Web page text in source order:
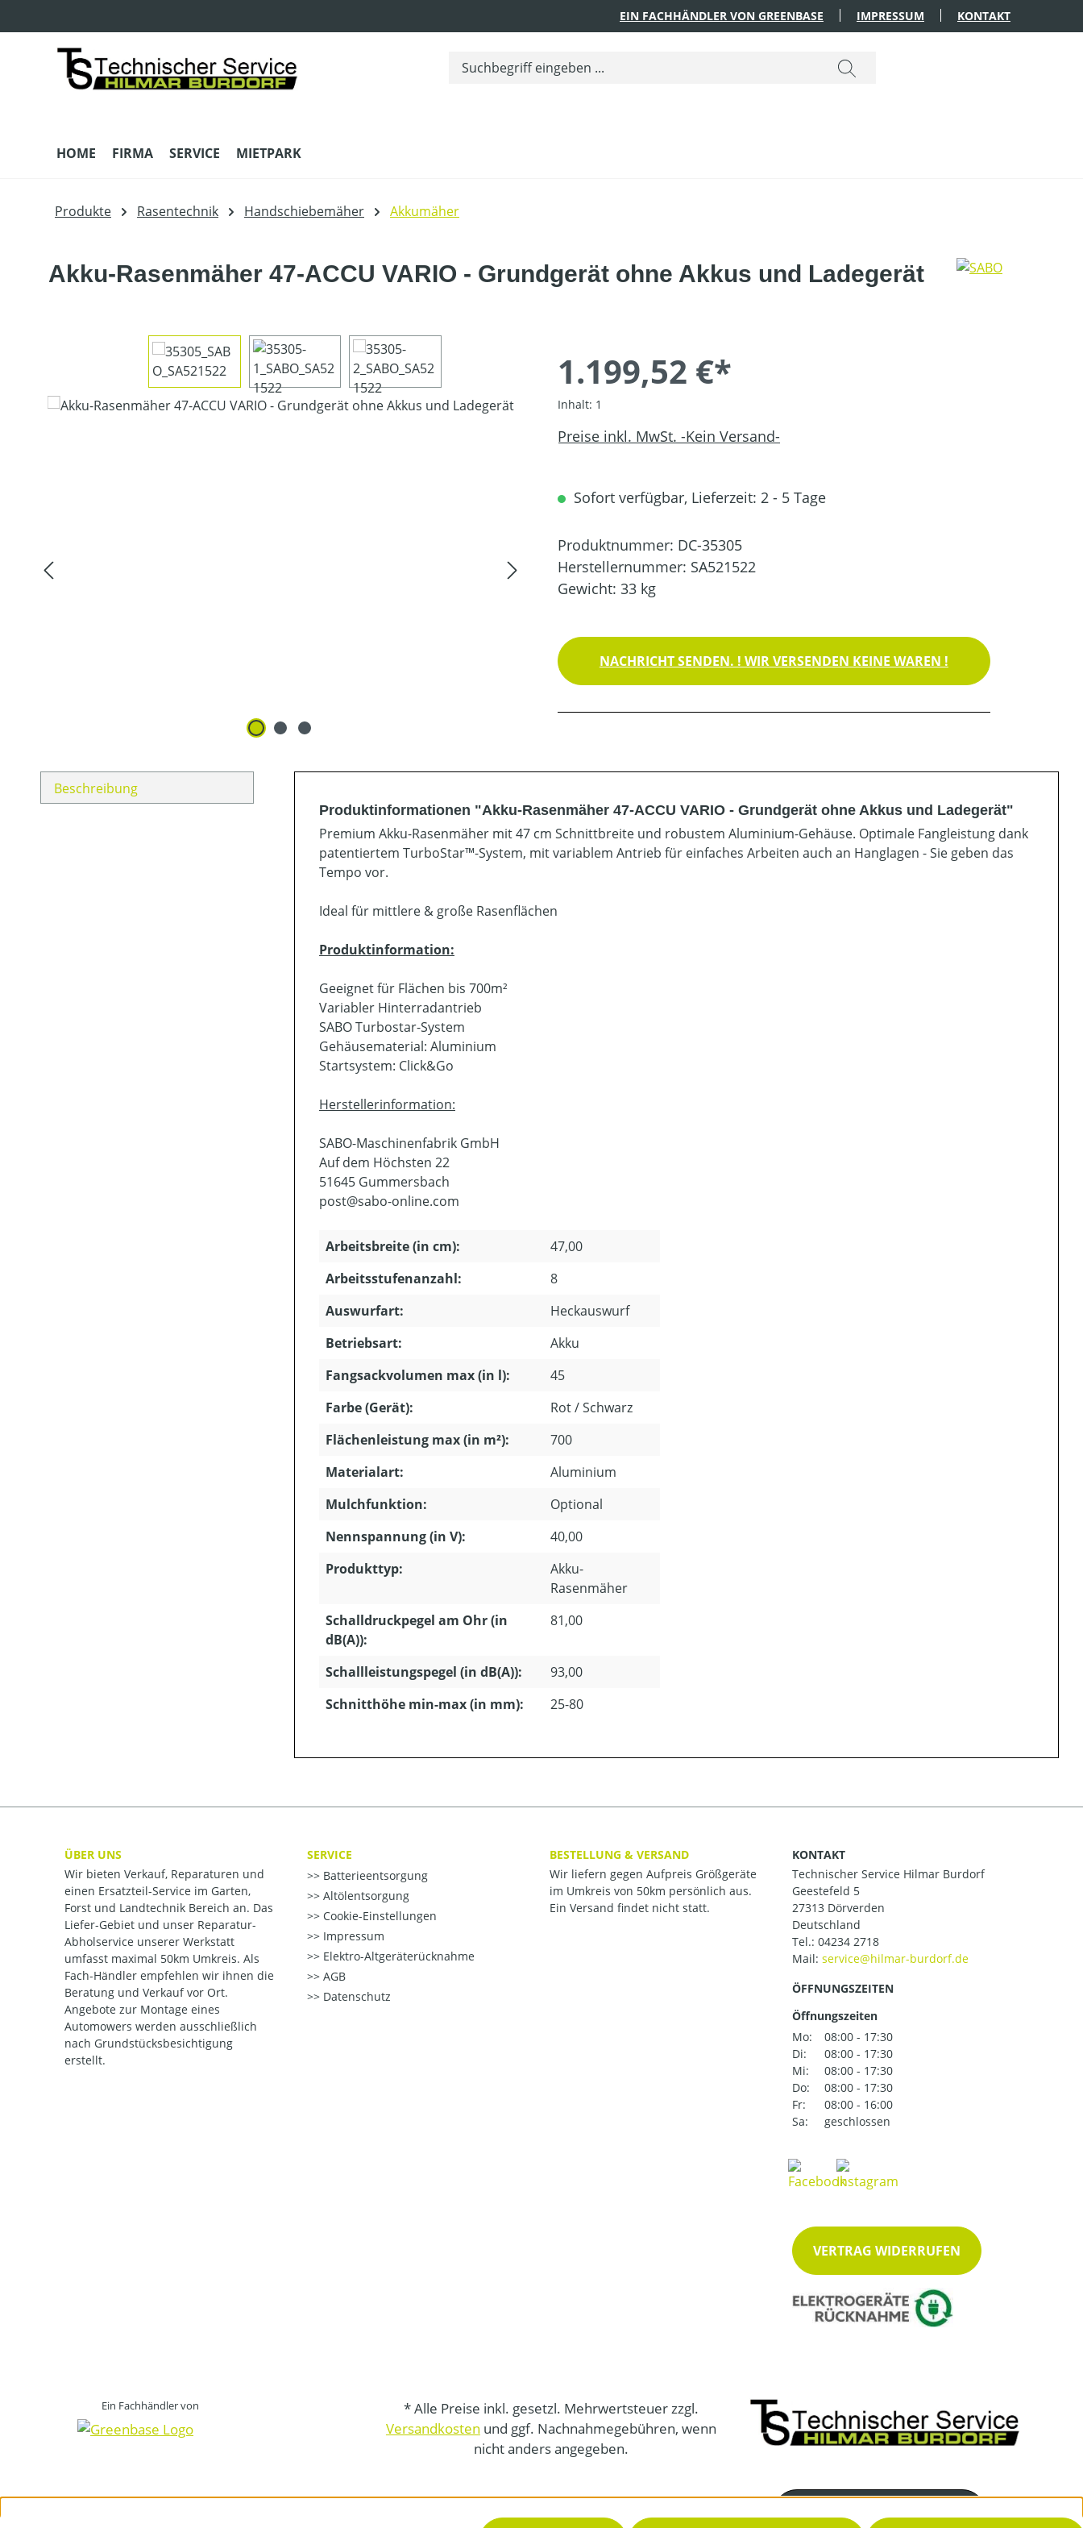
EIN FACHHÄNDLER VON GREENBASE IMPRESSUM KONTAKT
HOME FIRMA SERVICE MIETPARK
Produkte Rasentechnik Handschiebemäher Akkumäher
Akku-Rasenmäher 47-ACCU VARIO - Grundgerät ohne Akkus und Ladegerät
Bildergalerie überspringen
1.199,52 €*
Inhalt: 1
Preise inkl. MwSt. -Kein Versand-
Sofort verfügbar, Lieferzeit: 2 - 5 Tage
Produktnummer: DC-35305
Herstellernummer: SA521522
Gewicht: 33 kg
NACHRICHT SENDEN. ! WIR VERSENDEN KEINE WAREN !
Beschreibung
Produktinformationen "Akku-Rasenmäher 47-ACCU VARIO - Grundgerät ohne Akkus und Ladegerät"
Premium Akku-Rasenmäher mit 47 cm Schnittbreite und robustem Aluminium-Gehäuse. Optimale Fangleistung dank
patentiertem TurboStar™-System, mit variablem Antrieb für einfaches Arbeiten auch an Hanglagen - Sie geben das
Tempo vor.
Ideal für mittlere & große Rasenflächen
Produktinformation:
Geeignet für Flächen bis 700m²
Variabler Hinterradantrieb
SABO Turbostar-System
Gehäusematerial: Aluminium
Startsystem: Click&Go
Herstellerinformation:
SABO-Maschinenfabrik GmbH
Auf dem Höchsten 22
51645 Gummersbach
post@sabo-online.com
Arbeitsbreite (in cm):
47,00
Arbeitsstufenanzahl:
8
Auswurfart:
Heckauswurf
Betriebsart:
Akku
Fangsackvolumen max (in l):
45
Farbe (Gerät):
Rot / Schwarz
Flächenleistung max (in m²):
700
Materialart:
Aluminium
Mulchfunktion:
Optional
Nennspannung (in V):
40,00
Produkttyp:
Akku-
Rasenmäher
Schalldruckpegel am Ohr (in
dB(A)):
81,00
Schallleistungspegel (in dB(A)):
93,00
Schnitthöhe min-max (in mm):
25-80
ÜBER UNS
Wir bieten Verkauf, Reparaturen und
einen Ersatzteil-Service im Garten,
Forst und Landtechnik Bereich an. Das
Liefer-Gebiet und unser Reparatur-
Abholservice unserer Werkstatt
umfasst maximal 50km Umkreis. Als
Fach-Händler empfehlen wir ihnen die
Beratung und Verkauf vor Ort.
Angebote zur Montage eines
Automowers werden ausschließlich
nach Grundstücksbesichtigung
erstellt.
SERVICE
Batterieentsorgung
Altölentsorgung
Cookie-Einstellungen
Impressum
Elektro-Altgeräterücknahme
AGB
Datenschutz
BESTELLUNG & VERSAND
Wir liefern gegen Aufpreis Größgeräte
im Umkreis von 50km persönlich aus.
Ein Versand findet nicht statt.
KONTAKT
Technischer Service Hilmar Burdorf
Geestefeld 5
27313 Dörverden
Deutschland
Tel.: 04234 2718
Mail:
ÖFFNUNGSZEITEN
Öffnungszeiten
Mo:
08:00 - 17:30
Di:
08:00 - 17:30
Mi:
08:00 - 17:30
Do:
08:00 - 17:30
Fr:
08:00 - 16:00
Sa:
geschlossen
VERTRAG WIDERRUFEN
Ein Fachhändler von
* Alle Preise inkl. gesetzl. Mehrwertsteuer zzgl.
Versandkosten und ggf. Nachnahmegebühren, wenn
nicht anders angegeben.